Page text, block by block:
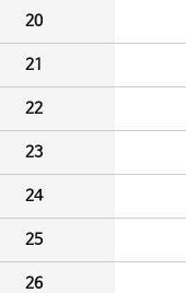
20
21
22
23
24
25
26